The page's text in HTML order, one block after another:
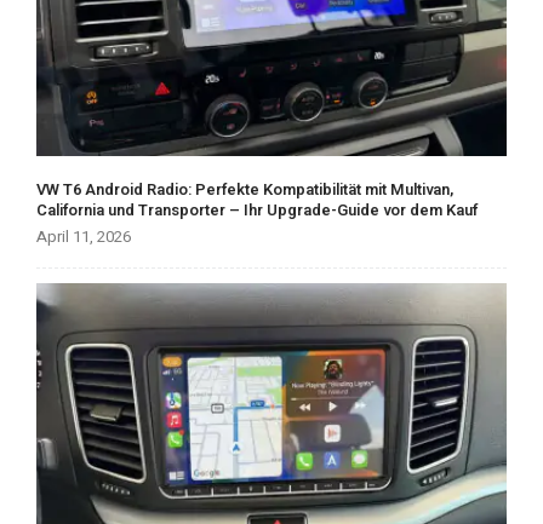
VW T6 Android Radio: Perfekte Kompatibilität mit Multivan,
California und Transporter – Ihr Upgrade-Guide vor dem Kauf
April 11, 2026